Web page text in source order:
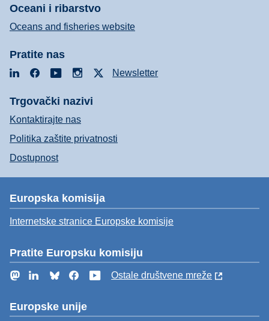
Oceani i ribarstvo
Oceans and fisheries website
Pratite nas
LinkedInFacebookYouTubeInstagramNewsletter
Trgovački nazivi
Kontaktirajte nas
Politika zaštite privatnosti
Dostupnost
Europska komisija
Internetske stranice Europske komisije
Pratite Europsku komisiju
MastodonLinkedInBlueskyFacebookYouTube
Ostale društvene mreže
Europske unije